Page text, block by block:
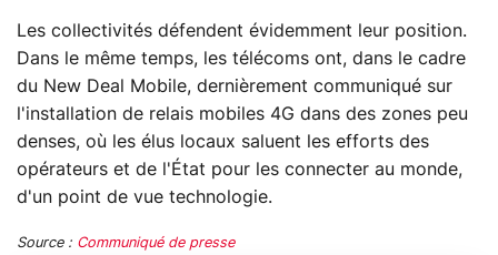
Les collectivités défendent évidemment leur position.
Dans le même temps, les télécoms ont, dans le cadre
du New Deal Mobile, dernièrement communiqué sur
l'installation de relais mobiles 4G dans des zones peu
denses, où les élus locaux saluent les efforts des
opérateurs et de l'État pour les connecter au monde,
d'un point de vue technologie.
Source : Communiqué de presse